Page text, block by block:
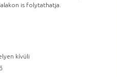
is folytathatja.
kívüli